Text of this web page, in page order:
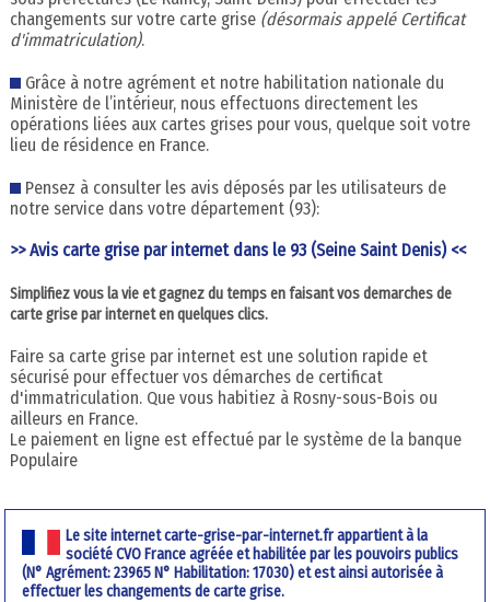
changements sur votre carte grise (désormais appelé Certificat
d'immatriculation).
Grâce à notre agrément et notre habilitation nationale du
Ministère de l’intérieur, nous effectuons directement les
opérations liées aux cartes grises pour vous, quelque soit votre
lieu de résidence en France.
Pensez à consulter les avis déposés par les utilisateurs de
notre service dans votre département (93):
>> Avis carte grise par internet dans le 93 (Seine Saint Denis) <<
Simplifiez vous la vie et gagnez du temps en faisant vos demarches de
carte grise par internet en quelques clics.
Faire sa carte grise par internet est une solution rapide et
sécurisé pour effectuer vos démarches de certificat
d'immatriculation. Que vous habitiez à Rosny-sous-Bois ou
ailleurs en France.
Le paiement en ligne est effectué par le système de la banque
Populaire
Le site internet carte-grise-par-internet.fr appartient à la
société CVO France agréée et habilitée par les pouvoirs publics
(N° Agrément: 23965 N° Habilitation: 17030) et est ainsi autorisée à
effectuer les changements de carte grise.